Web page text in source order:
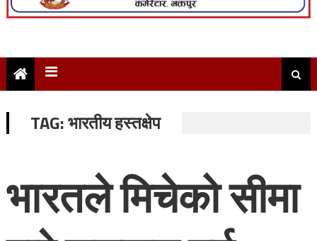
TAG:भारतीय हस्तक्षेप
भारतले मिचेको सीमा